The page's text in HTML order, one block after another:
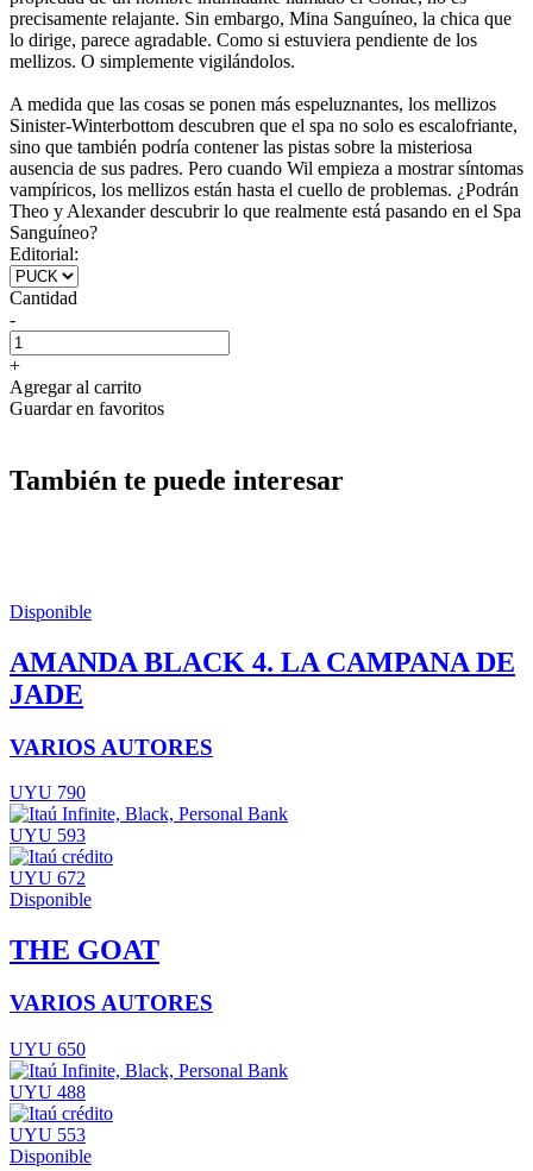
precisamente relajante. Sin embargo, Mina Sanguíneo, la chica que
lo dirige, parece agradable. Como si estuviera pendiente de los
mellizos. O simplemente vigilándolos.
A medida que las cosas se ponen más espeluznantes, los mellizos
Sinister-Winterbottom descubren que el spa no solo es escalofriante,
sino que también podría contener las pistas sobre la misteriosa
ausencia de sus padres. Pero cuando Wil empieza a mostrar síntomas
vampíricos, los mellizos están hasta el cuello de problemas. ¿Podrán
Theo y Alexander descubrir lo que realmente está pasando en el Spa
Sanguíneo?
Editorial:
Cantidad
-
+
Agregar al carrito
Guardar en favoritos
También te puede interesar
Disponible
AMANDA BLACK 4. LA CAMPANA DE
JADE
VARIOS AUTORES
UYU 790
UYU 593
UYU 672
Disponible
THE GOAT
VARIOS AUTORES
UYU 650
UYU 488
UYU 553
Disponible